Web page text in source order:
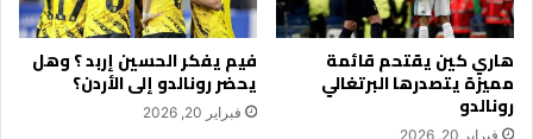
هاري كين يقتحم قائمة
مميزة يتصدرها البرتغالي
رونالدو
فبراير 20, 2026
فيم يفكر الحسين إربد ؟ وهل
يحضر رونالدو إلى الأردن؟
فبراير 20, 2026